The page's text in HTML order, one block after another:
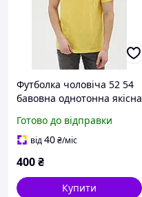
Футболка чоловіча 52 54
бавовна однотонна якісна
Готово до відправки
від40₴/міс
400₴
Купити